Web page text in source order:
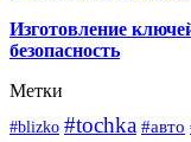
Изготовление
безопасность
Метки
#blizko #tochka #авто